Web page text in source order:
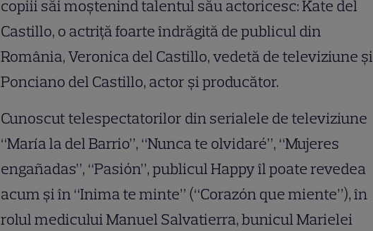
copiii săi moștenind talentul său actoricesc: Kate del
Castillo, o actriță foarte îndrăgită de publicul din
România, Veronica del Castillo, vedetă de televiziune și
Ponciano del Castillo, actor și producător.
Cunoscut telespectatorilor din serialele de televiziune
“María la del Barrio”, “Nunca te olvidaré”, “Mujeres
engañadas”, “Pasión”, publicul Happy îl poate revedea
acum și în “Inima te minte” (“Corazón que miente”), în
rolul medicului Manuel Salvatierra, bunicul Marielei